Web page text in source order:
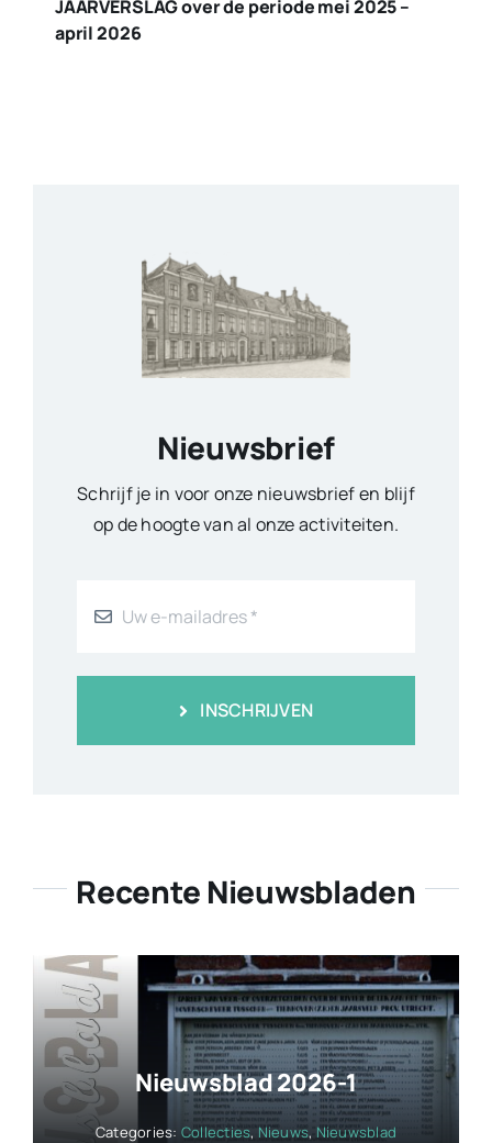
JAARVERSLAG over de periode mei 2025 –
april 2026
Nieuwsbrief
Schrijf je in voor onze nieuwsbrief en blijf
op de hoogte van al onze activiteiten.
INSCHRIJVEN
Recente Nieuwsbladen
Nieuwsblad 2026-1
Categories: Collecties, Nieuws, Nieuwsblad